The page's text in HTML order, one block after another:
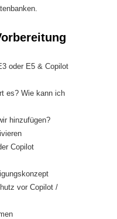
oder E5 & Copilot
es? Wie kann ich
hinzufügen?
Copilot
vor Copilot /